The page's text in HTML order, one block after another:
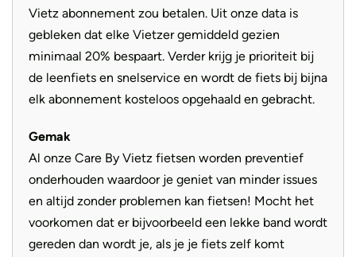
Vietz abonnement zou betalen. Uit onze data is
gebleken dat elke Vietzer gemiddeld gezien
minimaal 20% bespaart. Verder krijg je prioriteit bij
de leenfiets en snelservice en wordt de fiets bij bijna
elk abonnement kosteloos opgehaald en gebracht.
Gemak
Al onze Care By Vietz fietsen worden preventief
onderhouden waardoor je geniet van minder issues
en altijd zonder problemen kan fietsen! Mocht het
voorkomen dat er bijvoorbeeld een lekke band wordt
gereden dan wordt je, als je je fiets zelf komt